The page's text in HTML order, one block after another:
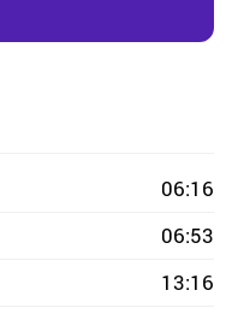
06:16
06:53
13:16